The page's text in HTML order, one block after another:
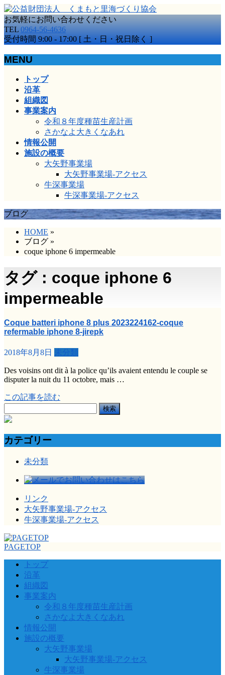
お気軽にお問い合わせください
TEL 0964-56-4636
受付時間 9:00 - 17:00 [ 土・日・祝日除く ]
MENU
トップ
沿革
組織図
事業案内
令和８年度種苗生産計画
さかなよ大きくなあれ
情報公開
施設の概要
大矢野事業場
大矢野事業場-アクセス
牛深事業場
牛深事業場-アクセス
ブログ
HOME »
ブログ »
coque iphone 6 impermeable
タグ : coque iphone 6
impermeable
Coque batteri iphone 8 plus 2023224162-coque
refermable iphone 8-jirepk
2018年8月8日 未分類
Des voisins ont dit à la police qu’ils avaient entendu le couple se
disputer la nuit du 11 octobre, mais …
この記事を読む
索:
カテゴリー
未分類
リンク
大矢野事業場-アクセス
牛深事業場-アクセス
PAGETOP
トップ
沿革
組織図
事業案内
令和８年度種苗生産計画
さかなよ大きくなあれ
情報公開
施設の概要
大矢野事業場
大矢野事業場-アクセス
牛深事業場